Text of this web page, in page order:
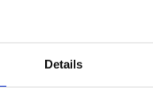
Details
doorgaans dezelfde dag
pakketten naar NL/BE/
(normal size and
vanaf € 100,- naar NL en BE
direct